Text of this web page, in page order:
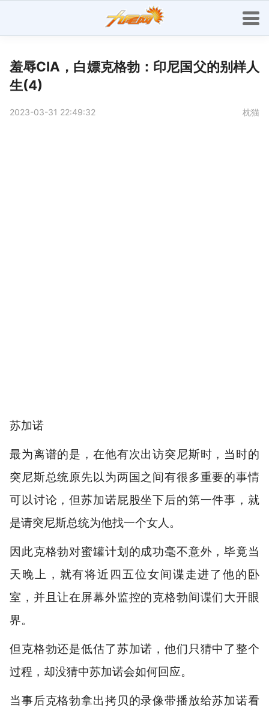
羞辱CIA，白嫖克格勃：印尼国父的别样人
生(4)
2023-03-31 22:49:32 枕猫
苏加诺
最为离谱的是，在他有次出访突尼斯时，当时的
突尼斯总统原先以为两国之间有很多重要的事情
可以讨论，但苏加诺屁股坐下后的第一件事，就
是请突尼斯总统为他找一个女人。
因此克格勃对蜜罐计划的成功毫不意外，毕竟当
天晚上，就有将近四五位女间谍走进了他的卧
室，并且让在屏幕外监控的克格勃间谍们大开眼
界。
但克格勃还是低估了苏加诺，他们只猜中了整个
过程，却没猜中苏加诺会如何回应。
当事后克格勃拿出拷贝的录像带播放给苏加诺看